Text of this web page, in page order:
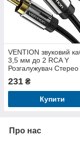
VENTION звуковий
3,5 мм до 2 RCA Y
Розгалужувач Стерео
аудіокабель BCFBI
чорний)
231 ₴
Купити
Про нас